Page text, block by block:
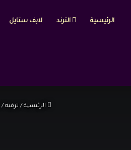
الرئيسية الترند لابف ستايل
الرئيسية / ترفيه /